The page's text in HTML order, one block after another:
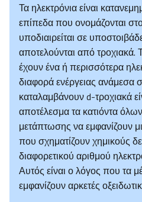
Τα ηλεκτρόνια είναι
επίπεδα που ονομάζονται
υποδιαιρείται σε
αποτελούνται από
έχουν ένα ή περισσότερα
διαφορά ενέργειας ανάμεσα
καταλαμβάνουν d-τροχιακά
αποτέλεσμα τα κατιόντα
μετάπτωσης να εμφανίζουν
που σχηματίζουν χημικούς
διαφορετικού αριθμού
Αυτός είναι ο λόγος που τα
εμφανίζουν αρκετές